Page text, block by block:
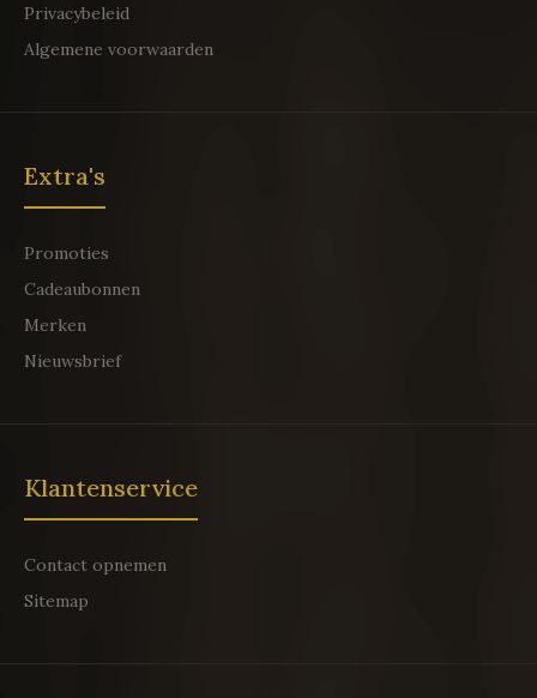
Privacybeleid
Algemene voorwaarden
Extra's
Promoties
Cadeaubonnen
Merken
Nieuwsbrief
Klantenservice
Contact opnemen
Sitemap